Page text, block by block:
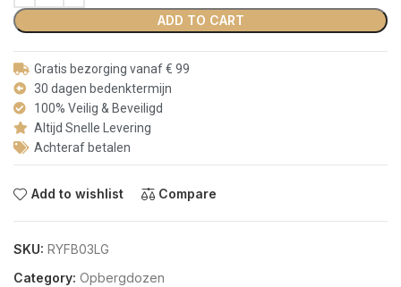
ADD TO CART
Gratis bezorging vanaf € 99
30 dagen bedenktermijn
100% Veilig & Beveiligd
Altijd Snelle Levering
Achteraf betalen
Add to wishlist Compare
SKU: RYFB03LG
Category: Opbergdozen